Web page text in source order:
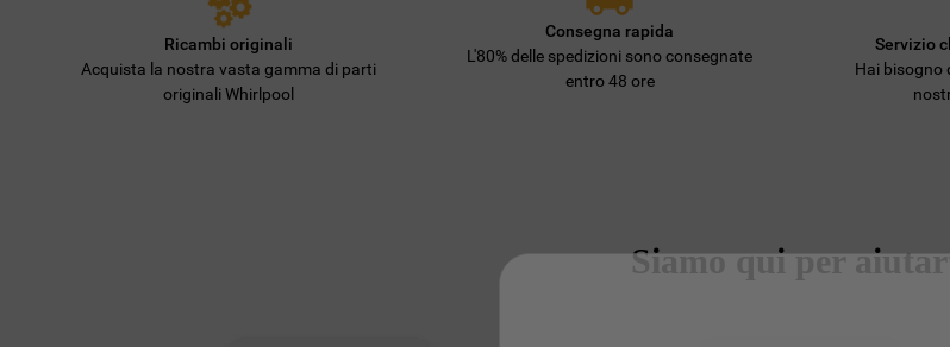
Ricambi originali
Acquista la nostra vasta gamma di parti
originali Whirlpool
Consegna rapida
L'80% delle spedizioni sono consegnate
entro 48 ore
Servizio
Hai bisogno
Siamo qui per
preferenze.